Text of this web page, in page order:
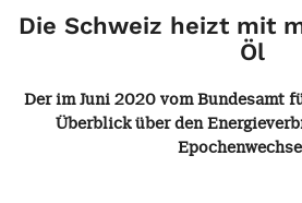
Die Schweiz heizt mit
Öl
Der im Juni 2020 vom Bundesamt
Überblick über den